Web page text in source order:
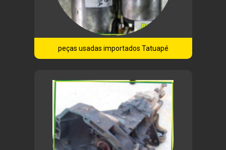
peças usadas importados Tatuapé